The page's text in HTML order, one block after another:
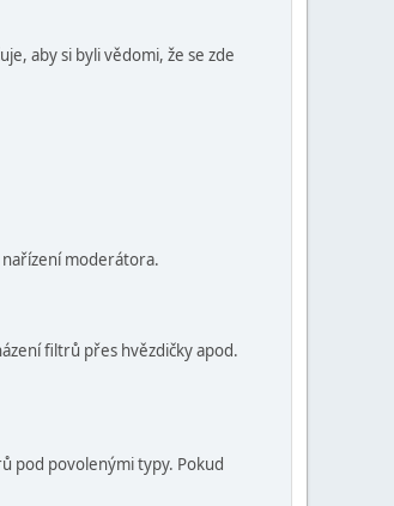
aby si byli vědomi, že se zde
moderátora.
filtrů přes hvězdičky apod.
pod povolenými typy. Pokud